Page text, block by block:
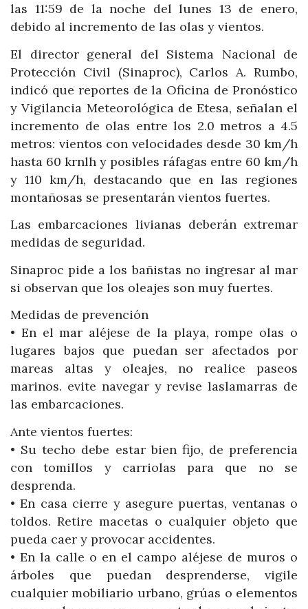
las 11:59 de la noche del lunes 13 de enero,
debido al incremento de las olas y vientos.
El director general del Sistema Nacional de
Protección Civil (Sinaproc), Carlos A. Rumbo,
indicó que reportes de la Oficina de Pronóstico
y Vigilancia Meteorológica de Etesa, señalan el
incremento de olas entre los 2.0 metros a 4.5
metros: vientos con velocidades desde 30 km/h
hasta 60 krnlh y posibles ráfagas entre 60 km/h
y 110 km/h, destacando que en las regiones
montañosas se presentarán vientos fuertes.
Las embarcaciones livianas deberán extremar
medidas de seguridad.
Sinaproc pide a los bañistas no ingresar al mar
si observan que los oleajes son muy fuertes.
Medidas de prevención
• En el mar aléjese de la playa, rompe olas o
lugares bajos que puedan ser afectados por
mareas altas y oleajes, no realice paseos
marinos. evite navegar y revise laslamarras de
las embarcaciones.
Ante vientos fuertes:
• Su techo debe estar bien fijo, de preferencia
con tomillos y carriolas para que no se
desprenda.
• En casa cierre y asegure puertas, ventanas o
toldos. Retire macetas o cualquier objeto que
pueda caer y provocar accidentes.
• En la calle o en el campo aléjese de muros o
árboles que puedan desprenderse, vigile
cualquier mobiliario urbano, grúas o elementos